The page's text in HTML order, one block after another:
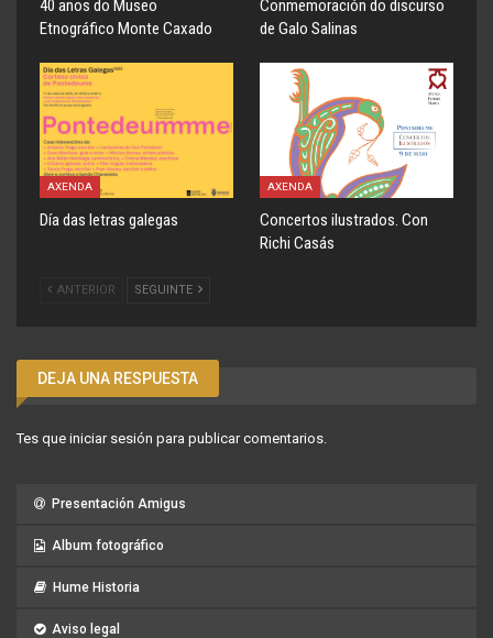
40 anos do Museo
Etnográfico Monte Caxado
Conmemoración do discurso
de Galo Salinas
AXENDA
Día das letras galegas
AXENDA
Concertos ilustrados. Con
Richi Casás
ANTERIOR SEGUINTE
DEJA UNA RESPUESTA
Tes que iniciar sesión para publicar comentarios.
Presentación Amigus
Album fotográfico
Hume Historia
Aviso legal